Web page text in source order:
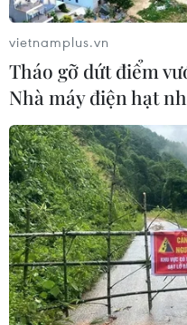
vietnamplus.vn
Tháo gỡ dứt điểm
Nhà máy điện hạt